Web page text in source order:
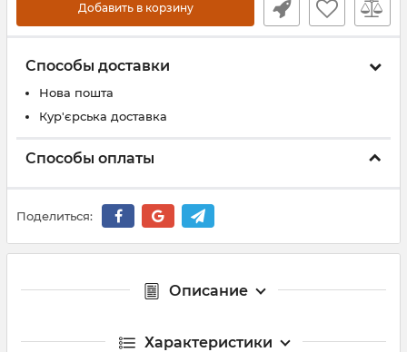
Добавить в корзину
Способы доставки
Нова пошта
Кур'єрська доставка
Способы оплаты
Поделиться:
Описание
Характеристики